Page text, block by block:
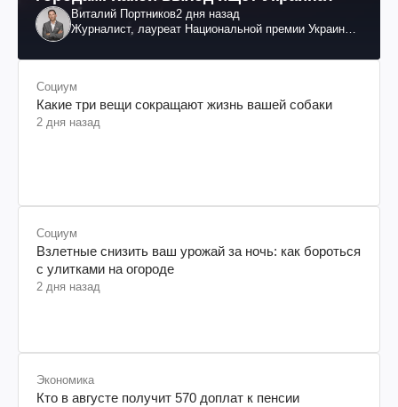
Виталий Портников2 дня назад
Журналист, лауреат Национальной премии Украины
Социум
Какие три вещи сокращают жизнь вашей собаки
2 дня назад
Социум
Взлетные снизить ваш урожай за ночь: как бороться
с улитками на огороде
2 дня назад
Экономика
Кто в августе получит 570 доплат к пенсии